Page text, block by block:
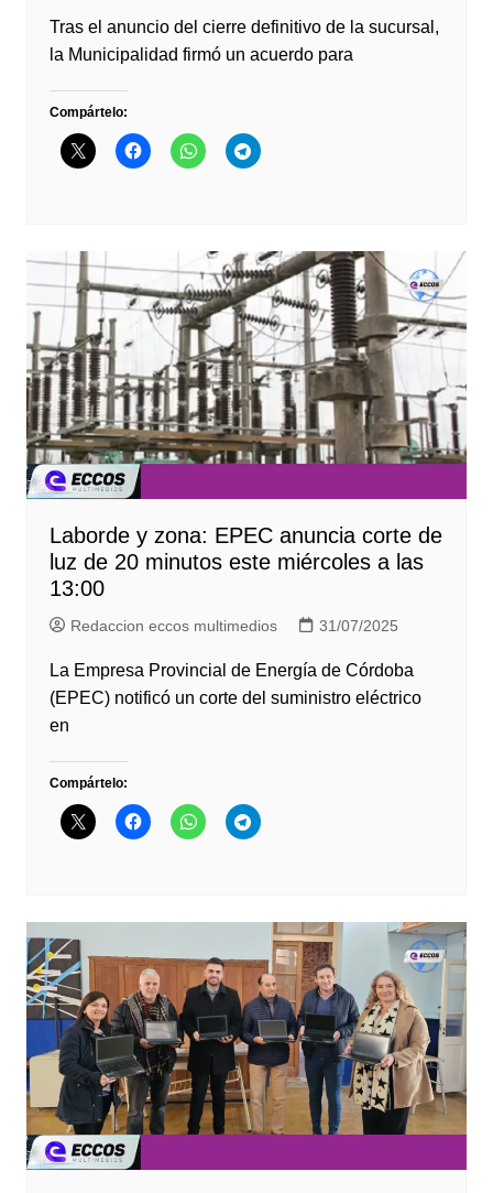
Tras el anuncio del cierre definitivo de la sucursal,
la Municipalidad firmó un acuerdo para
Compártelo:
Laborde y zona: EPEC anuncia corte de
luz de 20 minutos este miércoles a las
13:00
Redaccion eccos multimedios 31/07/2025
La Empresa Provincial de Energía de Córdoba
(EPEC) notificó un corte del suministro eléctrico
en
Compártelo: